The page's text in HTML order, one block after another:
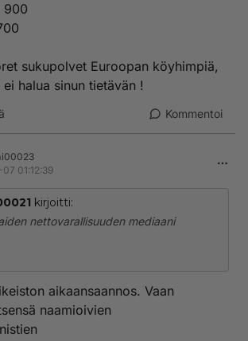
900
sukupolvet Euroopan köyhimpiä,
halua sinun tietävän !
Kommentoi
01:12:39
kirjoitti:
nettovarallisuuden mediaani
600
aikaansaannos. Vaan
naamioivien